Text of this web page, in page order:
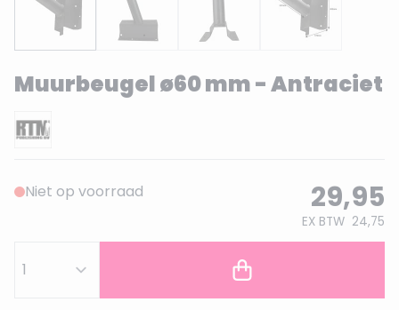
Muurbeugel ø60 mm - Antraciet
Niet op voorraad 29,95
EX BTW 24,75